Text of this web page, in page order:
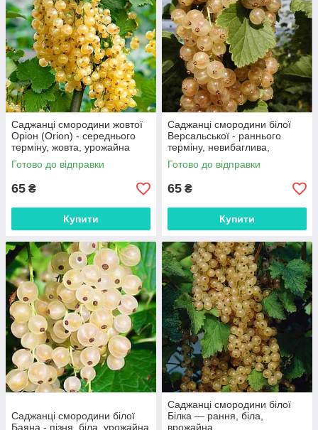
Саджанці смородини жовтої
Оріон (Orion) - середнього
терміну, жовта, урожайна
Готово до відправки
65 ₴
Купити
Саджанці смородини білої
Версальської - раннього
терміну, невибаглива,
урожайна
Готово до відправки
65 ₴
Купити
Саджанці смородини білої
Баяна - пізня, біла, урожайна
Саджанці смородини білої
Білка — рання, біла,
врожайна